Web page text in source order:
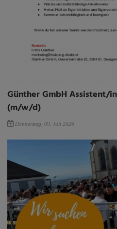
Günther GmbH Assistent/
(m/w/d)
Donnerstag, 09. Juli 2026